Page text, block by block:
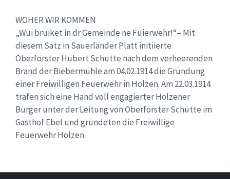
WOHER WIR KOMMEN
„Wui bruiket in dr Gemeinde ne Fuierwehr!“– Mit
diesem Satz in Sauerländer Platt initiierte
Oberförster Hubert Schütte nach dem verheerenden
Brand der Biebermühle am 04.02.1914 die Gründung
einer Freiwilligen Feuerwehr in Holzen. Am 22.03.1914
trafen sich eine Hand voll engagierter Holzener
Bürger unter der Leitung von Oberförster Schütte im
Gasthof Ebel und gründeten die Freiwillige
Feuerwehr Holzen.